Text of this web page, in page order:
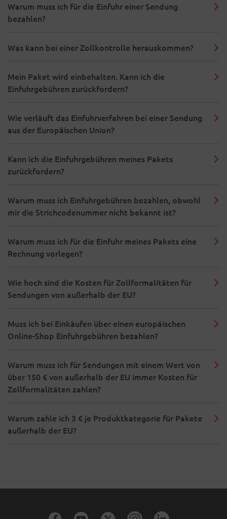
Warum muss ich für die Einfuhr einer Sendung
bezahlen?
Was kann bei einer Zollkontrolle herauskommen?
Mein Paket wird einbehalten. Kann ich die
Einfuhrgebühren zurückfordern?
Wie verläuft das Einfuhrverfahren bei einer Sendung
aus der Europäischen Union?
Kann ich die Einfuhrgebühren meines Pakets
zurückfordern?
Warum muss ich Einfuhrgebühren bezahlen, obwohl
mir die Strichcodenummer nicht bekannt ist?
Warum muss ich für die Einfuhr meines Pakets eine
Rechnung vorlegen?
Wie hoch sind die Kosten für Zollformalitäten für
Sendungen von außerhalb der EU?
Muss ich bei Einkäufen über einen europäischen
Online-Shop Einfuhrgebühren bezahlen?
Warum muss ich für Sendungen mit einem Wert von
über 150 € von außerhalb der EU immer Kosten für
Zollformalitäten zahlen?
Warum zahle ich 3 € je Produktkategorie für Pakete
außerhalb der EU?